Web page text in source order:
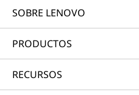
SOBRE LENOVO
PRODUCTOS
RECURSOS